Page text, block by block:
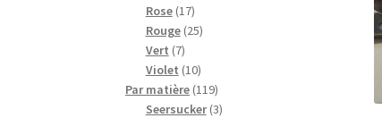
produits
Rose 1717
produits
Rouge 2525
Vert 77
produits
Violet 1010
produits
Par matière 119119
produits
Seersucker 33